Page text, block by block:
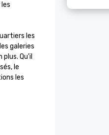
les
galeries
Qu'il
le
les